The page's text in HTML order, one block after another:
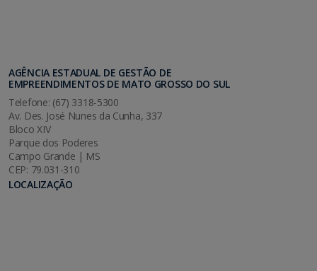
AGÊNCIA ESTADUAL DE GESTÃO DE
EMPREENDIMENTOS DE MATO GROSSO DO SUL
Telefone: (67) 3318-5300
Av. Des. José Nunes da Cunha, 337
Bloco XIV
Parque dos Poderes
Campo Grande | MS
CEP: 79.031-310
LOCALIZAÇÃO